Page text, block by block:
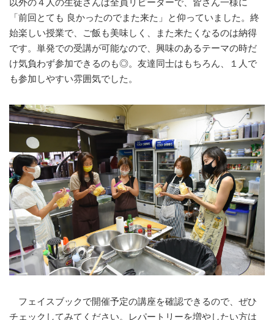
以外の４人の生徒さんは全員リピーターで、皆さん一様に
「前回とても 良かったのでまた来た」と仰っていました。終
始楽しい授業で、ご飯も美味しく、また来たくなるのは納得
です。単発での受講が可能なので、興味のあるテーマの時だ
け気負わず参加できるのも◎。友達同士はもちろん、１人で
も参加しやすい雰囲気でした。
フェイスブックで開催予定の講座を確認できるので、ぜひ
チェックしてみてください。レパートリーを増やしたい方は